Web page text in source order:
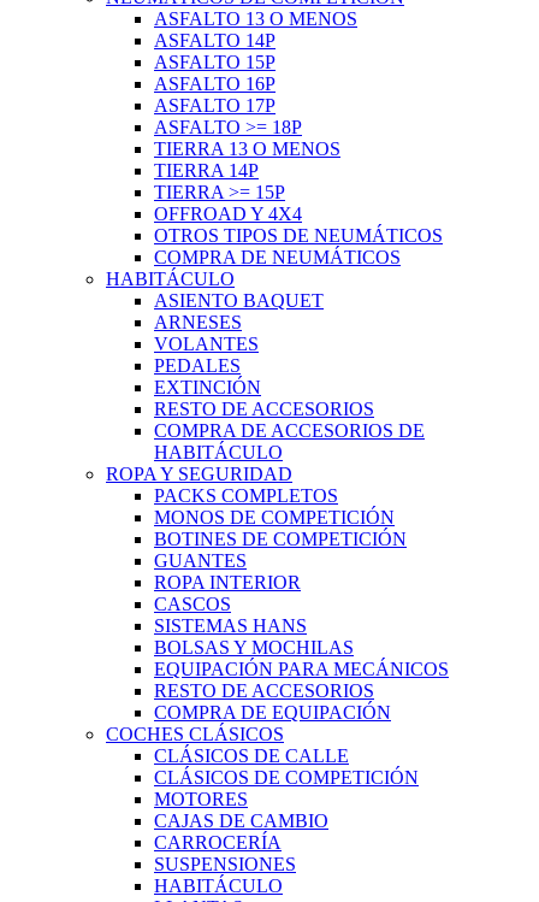
ASFALTO 13 O MENOS
ASFALTO 14P
ASFALTO 15P
ASFALTO 16P
ASFALTO 17P
ASFALTO >= 18P
TIERRA 13 O MENOS
TIERRA 14P
TIERRA >= 15P
OFFROAD Y 4X4
OTROS TIPOS DE NEUMÁTICOS
COMPRA DE NEUMÁTICOS
HABITÁCULO
ASIENTO BAQUET
ARNESES
VOLANTES
PEDALES
EXTINCIÓN
RESTO DE ACCESORIOS
COMPRA DE ACCESORIOS DE
HABITÁCULO
ROPA Y SEGURIDAD
PACKS COMPLETOS
MONOS DE COMPETICIÓN
BOTINES DE COMPETICIÓN
GUANTES
ROPA INTERIOR
CASCOS
SISTEMAS HANS
BOLSAS Y MOCHILAS
EQUIPACIÓN PARA MECÁNICOS
RESTO DE ACCESORIOS
COMPRA DE EQUIPACIÓN
COCHES CLÁSICOS
CLÁSICOS DE CALLE
CLÁSICOS DE COMPETICIÓN
MOTORES
CAJAS DE CAMBIO
CARROCERÍA
SUSPENSIONES
HABITÁCULO